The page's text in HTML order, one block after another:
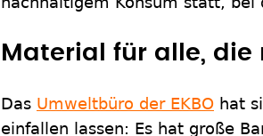
Material für alle,
Das Umweltbüro der EKBO hat
einfallen lassen: Es hat große